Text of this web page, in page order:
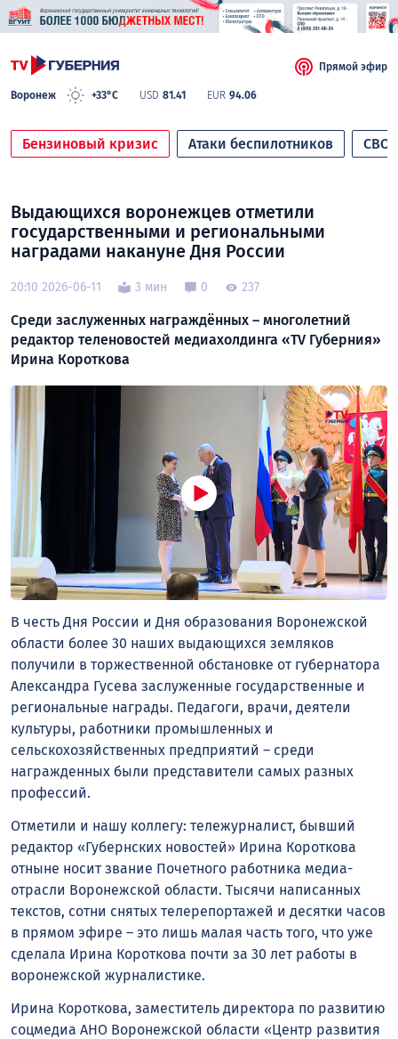
Воронеж +33°C USD 81.41 EUR 94.06
Прямой эфир
Бензиновый кризис Атаки беспилотников СВО
Выдающихся воронежцев отметили
государственными и региональными
наградами накануне Дня России
20:10 2026-06-11 3 мин 0 237
Среди заслуженных награждённых – многолетний
редактор теленовостей медиахолдинга «ТV Губерния»
Ирина Короткова
В честь Дня России и Дня образования Воронежской
области более 30 наших выдающихся земляков
получили в торжественной обстановке от губернатора
Александра Гусева заслуженные государственные и
региональные награды. Педагоги, врачи, деятели
культуры, работники промышленных и
сельскохозяйственных предприятий – среди
награжденных были представители самых разных
профессий.
Отметили и нашу коллегу: тележурналист, бывший
редактор «Губернских новостей» Ирина Короткова
отныне носит звание Почетного работника медиа-
отрасли Воронежской области. Тысячи написанных
текстов, сотни снятых телерепортажей и десятки часов
в прямом эфире – это лишь малая часть того, что уже
сделала Ирина Короткова почти за 30 лет работы в
воронежской журналистике.
Ирина Короткова, заместитель директора по развитию
соцмедиа АНО Воронежской области «Центр развития